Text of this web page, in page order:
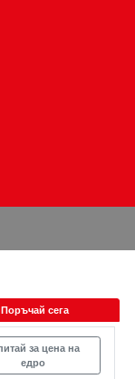
Поръчай сега
за цена на
едро